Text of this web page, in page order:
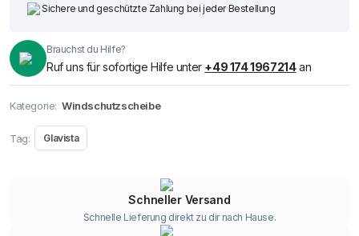
Sichere und geschützte Zahlung bei jeder Bestellung
Brauchst du Hilfe?
Ruf uns für sofortige Hilfe unter +49 174 1967214an
Kategorie: Windschutzscheibe
Tag: Glavista
Schneller Versand
Schnelle Lieferung direkt zu dir nach Hause.